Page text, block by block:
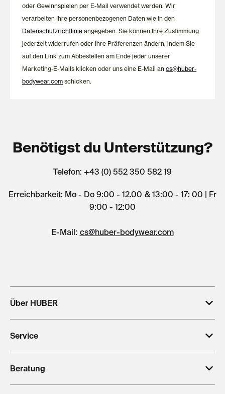
oder Gewinnspielen per E-Mail verwendet werden. Wir
verarbeiten Ihre personenbezogenen Daten wie in den
Datenschutzrichtlinie angegeben. Sie können Ihre Zustimmung
jederzeit widerrufen oder Ihre Präferenzen ändern, indem Sie
auf den Link zum Abbestellen am Ende jeder unserer
Marketing-E-Mails klicken oder uns eine E-Mail ancs@huber-
bodywear.com schicken.
Benötigst du Unterstützung?
Telefon: +43 (0) 552 350 582 19
Erreichbarkeit: Mo - Do 9:00 - 12.00 & 13:00 - 17: 00 | Fr
9:00 - 12:00
E-Mail: cs@huber-bodywear.com
Über HUBER
Service
Beratung